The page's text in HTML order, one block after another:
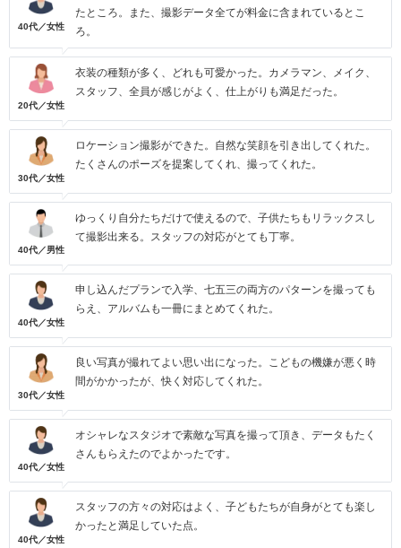
40代／女性
たところ。また、撮影データ全てが料金に含まれているとこ
ろ。
20代／女性
衣装の種類が多く、どれも可愛かった。カメラマン、メイク、
スタッフ、全員が感じがよく、仕上がりも満足だった。
30代／女性
ロケーション撮影ができた。自然な笑顔を引き出してくれた。
たくさんのポーズを提案してくれ、撮ってくれた。
40代／男性
ゆっくり自分たちだけで使えるので、子供たちもリラックスし
て撮影出来る。スタッフの対応がとても丁寧。
40代／女性
申し込んだプランで入学、七五三の両方のパターンを撮っても
らえ、アルバムも一冊にまとめてくれた。
30代／女性
良い写真が撮れてよい思い出になった。こどもの機嫌が悪く時
間がかかったが、快く対応してくれた。
40代／女性
オシャレなスタジオで素敵な写真を撮って頂き、データもたく
さんもらえたのでよかったです。
40代／女性
スタッフの方々の対応はよく、子どもたちが自身がとても楽し
かったと満足していた点。